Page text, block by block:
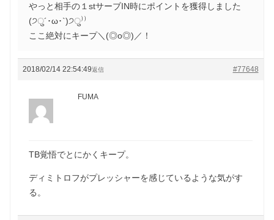
やっと相手の１stサーブIN時にポイントを獲得しました
(੭ु´･ω･`)੭ु⁾⁾
ここ絶対にキープ＼(◎o◎)／！
2018/02/14 22:54:49 #77648
返信
FUMA
TB覚悟でとにかくキープ。
ディミトロフがプレッシャーを感じているような気がす
る。